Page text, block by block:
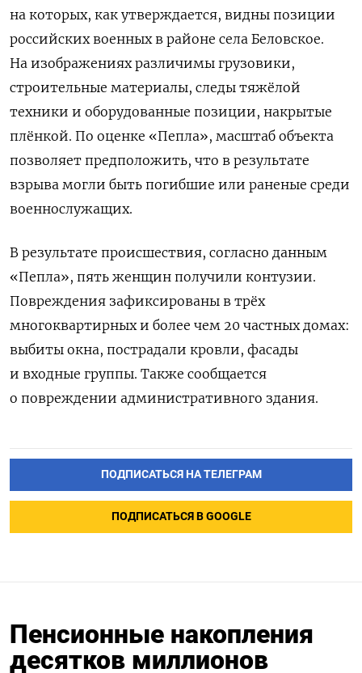
на которых, как утверждается, видны позиции
российских военных в районе села Беловское.
На изображениях различимы грузовики,
строительные материалы, следы тяжёлой
техники и оборудованные позиции, накрытые
плёнкой. По оценке «Пепла», масштаб объекта
позволяет предположить, что в результате
взрыва могли быть погибшие или раненые среди
военнослужащих.
В результате происшествия, согласно данным
«Пепла», пять женщин получили контузии.
Повреждения зафиксированы в трёх
многоквартирных и более чем 20 частных домах:
выбиты окна, пострадали кровли, фасады
и входные группы. Также сообщается
о повреждении административного здания.
ПОДПИСАТЬСЯ НА ТЕЛЕГРАМ
ПОДПИСАТЬСЯ В GOOGLE
Пенсионные накопления
десятков миллионов